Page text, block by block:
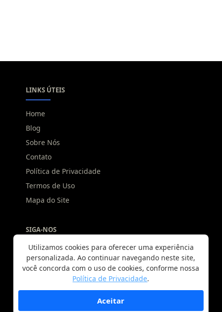
Utilizamos cookies para oferecer uma experiência
personalizada. Ao continuar navegando neste site,
você concorda com o uso de cookies, conforme nossa
Política de Privacidade.
Aceitar
LINKS ÚTEIS
Home
Blog
Sobre Nós
Contato
Política de Privacidade
Termos de Uso
Mapa do Site
SIGA-NOS